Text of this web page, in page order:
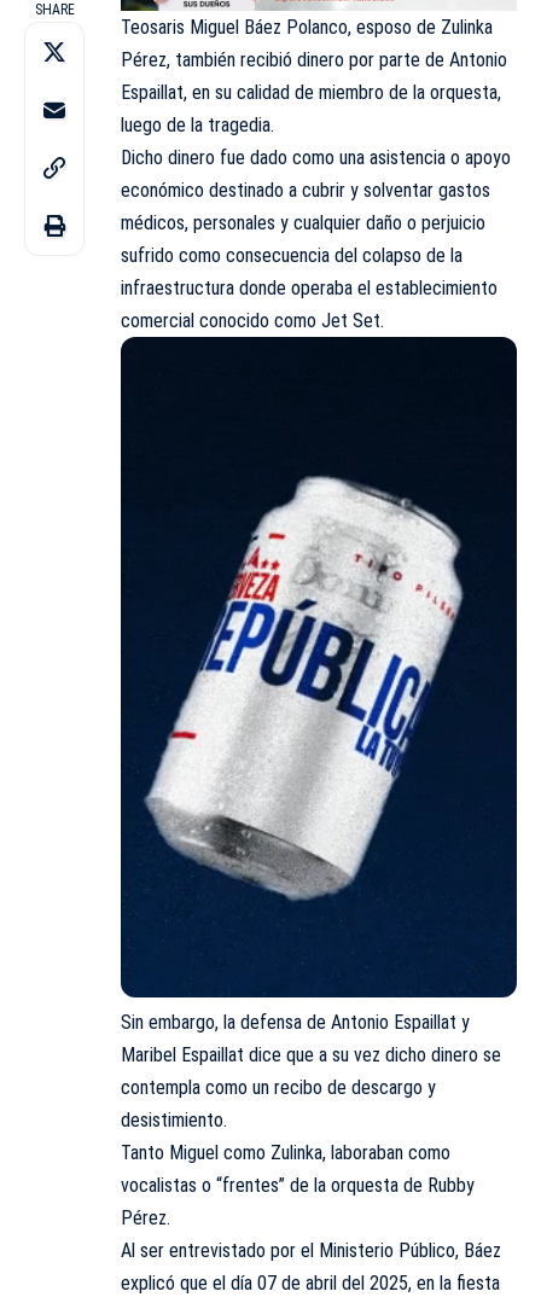
SHARE
Teosaris Miguel Báez Polanco, esposo de Zulinka
Pérez, también recibió dinero por parte de Antonio
Espaillat, en su calidad de miembro de la orquesta,
luego de la tragedia.
Dicho dinero fue dado como una asistencia o apoyo
económico destinado a cubrir y solventar gastos
médicos, personales y cualquier daño o perjuicio
sufrido como consecuencia del colapso de la
infraestructura donde operaba el establecimiento
comercial conocido como Jet Set.
Sin embargo, la defensa de Antonio Espaillat y
Maribel Espaillat dice que a su vez dicho dinero se
contempla como un recibo de descargo y
desistimiento.
Tanto Miguel como Zulinka, laboraban como
vocalistas o “frentes” de la orquesta de Rubby
Pérez.
Al ser entrevistado por el Ministerio Público, Báez
explicó que el día 07 de abril del 2025, en la fiesta